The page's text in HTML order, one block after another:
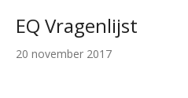
EQ Vragenlijst
20 november 2017